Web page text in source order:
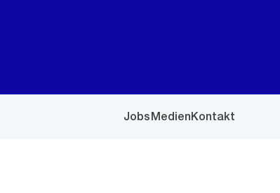
JobsMedienKontakt